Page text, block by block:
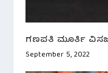
ಗಣಪತಿ ಮೂರ್ತಿ
September 5, 2022